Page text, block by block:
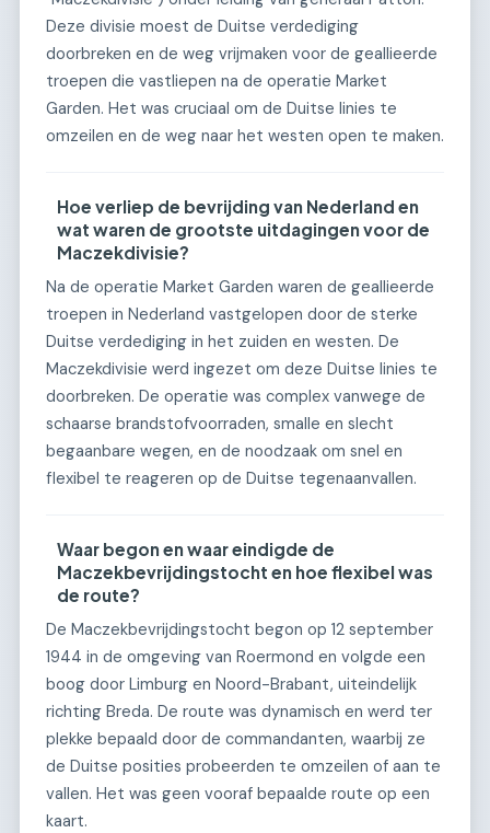
Deze divisie moest de Duitse verdediging
doorbreken en de weg vrijmaken voor de geallieerde
troepen die vastliepen na de operatie Market
Garden. Het was cruciaal om de Duitse linies te
omzeilen en de weg naar het westen open te maken.
Hoe verliep de bevrijding van Nederland en
wat waren de grootste uitdagingen voor de
Maczekdivisie?
Na de operatie Market Garden waren de geallieerde
troepen in Nederland vastgelopen door de sterke
Duitse verdediging in het zuiden en westen. De
Maczekdivisie werd ingezet om deze Duitse linies te
doorbreken. De operatie was complex vanwege de
schaarse brandstofvoorraden, smalle en slecht
begaanbare wegen, en de noodzaak om snel en
flexibel te reageren op de Duitse tegenaanvallen.
Waar begon en waar eindigde de
Maczekbevrijdingstocht en hoe flexibel was
de route?
De Maczekbevrijdingstocht begon op 12 september
1944 in de omgeving van Roermond en volgde een
boog door Limburg en Noord-Brabant, uiteindelijk
richting Breda. De route was dynamisch en werd ter
plekke bepaald door de commandanten, waarbij ze
de Duitse posities probeerden te omzeilen of aan te
vallen. Het was geen vooraf bepaalde route op een
kaart.